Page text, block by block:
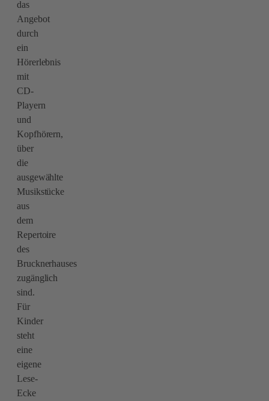
das
Angebot
durch
ein
Hörerlebnis
mit
CD-
Playern
und
Kopfhörern,
über
die
ausgewählte
Musikstücke
aus
dem
Repertoire
des
Brucknerhauses
zugänglich
sind.
Für
Kinder
steht
eine
eigene
Lese-
Ecke